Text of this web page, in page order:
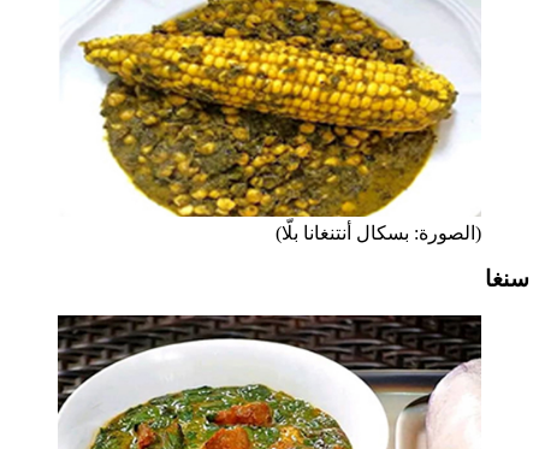
(الصورة: بسكال أنتنغانا بلّا)
سنغا